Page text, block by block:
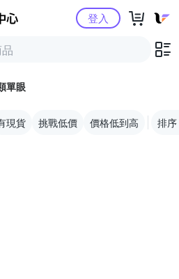
Yahoo購物中心登入
單眼
現貨 挑戰低價 價格低到高 排序